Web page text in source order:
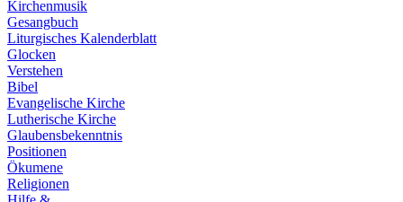
Kirchenmusik
Gesangbuch
Liturgisches Kalenderblatt
Glocken
Verstehen
Bibel
Evangelische Kirche
Lutherische Kirche
Glaubensbekenntnis
Positionen
Ökumene
Religionen